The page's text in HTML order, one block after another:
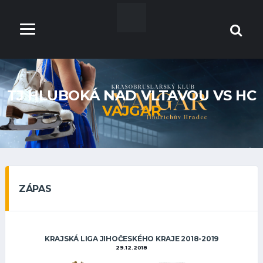
TJ HLUBOKÁ NAD VLTAVOU VS HC
VAJGAR
ZÁPAS
KRAJSKÁ LIGA JIHOČESKÉHO KRAJE 2018-2019
29.12.2018